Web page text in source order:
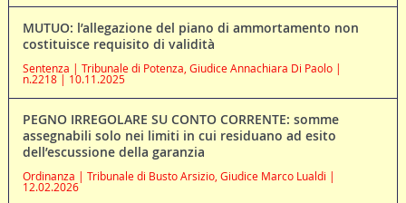
MUTUO: l’allegazione del piano di ammortamento non
costituisce requisito di validità
Sentenza | Tribunale di Potenza, Giudice Annachiara Di Paolo |
n.2218 | 10.11.2025
PEGNO IRREGOLARE SU CONTO CORRENTE: somme
assegnabili solo nei limiti in cui residuano ad esito
dell’escussione della garanzia
Ordinanza | Tribunale di Busto Arsizio, Giudice Marco Lualdi |
12.02.2026